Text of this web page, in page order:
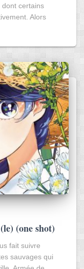
certains
Alors
(one shot)
fait suivre
sauvages qui